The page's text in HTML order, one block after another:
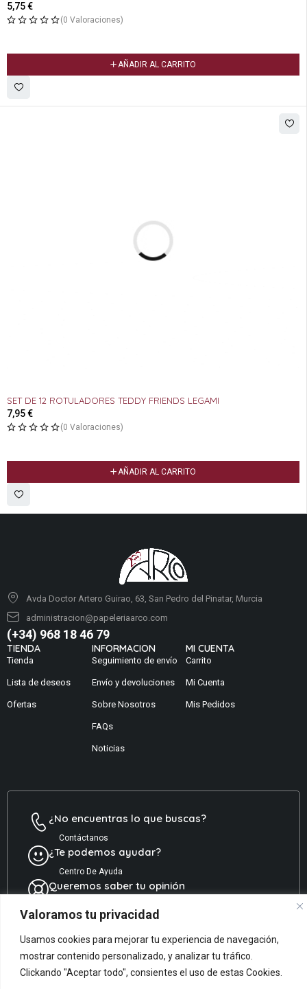
Valoramos tu privacidad
Usamos cookies para mejorar tu experiencia de navegación,
mostrar contenido personalizado, y analizar tu tráfico.
Clickando "Aceptar todo", consientes el uso de estas Cookies.
5,75€
(0 Valoraciones)
AÑADIR AL CARRITO
SET DE 12 ROTULADORES TEDDY FRIENDS LEGAMI
7,95€
(0 Valoraciones)
AÑADIR AL CARRITO
Avda Doctor Artero Guirao, 63, San Pedro del Pinatar, Murcia
administracion@papeleriaarco.com
(+34) 968 18 46 79
TIENDA
Tienda
Lista de deseos
Ofertas
INFORMACION
Seguimiento de envío
Envío y devoluciones
Sobre Nosotros
FAQs
Noticias
MI CUENTA
Carrito
Mi Cuenta
Mis Pedidos
¿No encuentras lo que buscas?
Contáctanos
¿Te podemos ayudar?
Centro De Ayuda
Queremos saber tu opinión
© ARCOPAPEL 2006 S.L. | Todos los derechos reservados